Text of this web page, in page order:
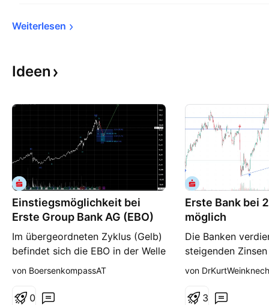
Weiterlesen
Ideen
Einstiegsmöglichkeit bei
Erste Group Bank AG (EBO)
Im übergeordneten Zyklus (Gelb)
befindet sich die EBO in der Welle
3, also einem stabilen
Konvergenz des MACD's
von BoersenkompassAT
0
Erste Bank bei
möglich
Die Banken
steigenden
Die Erste Bank
Dividende Das
von
3